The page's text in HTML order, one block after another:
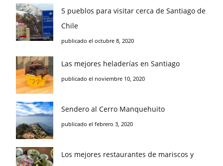
5 pueblos para visitar cerca de Santiago de
Chile
publicado el octubre 8, 2020
Las mejores heladerías en Santiago
publicado el noviembre 10, 2020
Sendero al Cerro Manquehuito
publicado el febrero 3, 2020
Los mejores restaurantes de mariscos y